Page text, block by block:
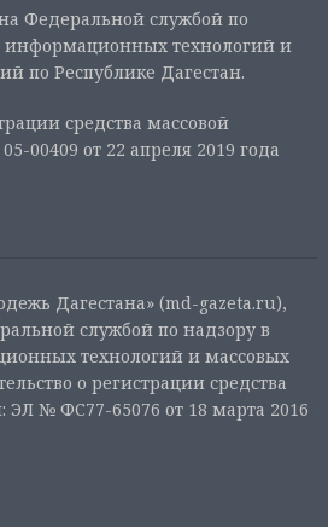
Федеральной службой по
информационных технологий и
по Республике Дагестан.
средства массовой
00409 от 22 апреля 2019 года
Дагестана» (md-gazeta.ru),
службой по надзору в
технологий и массовых
о регистрации средства
№ ФС77-65076 от 18 марта 2016